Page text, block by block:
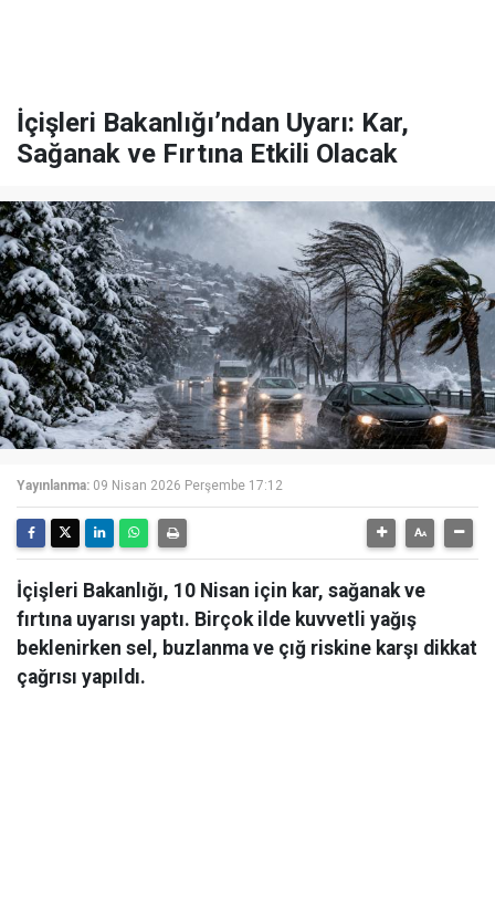
İçişleri Bakanlığı’ndan Uyarı: Kar,
Sağanak ve Fırtına Etkili Olacak
Yayınlanma: 09 Nisan 2026 Perşembe 17:12
İçişleri Bakanlığı, 10 Nisan için kar, sağanak ve
fırtına uyarısı yaptı. Birçok ilde kuvvetli yağış
beklenirken sel, buzlanma ve çığ riskine karşı dikkat
çağrısı yapıldı.